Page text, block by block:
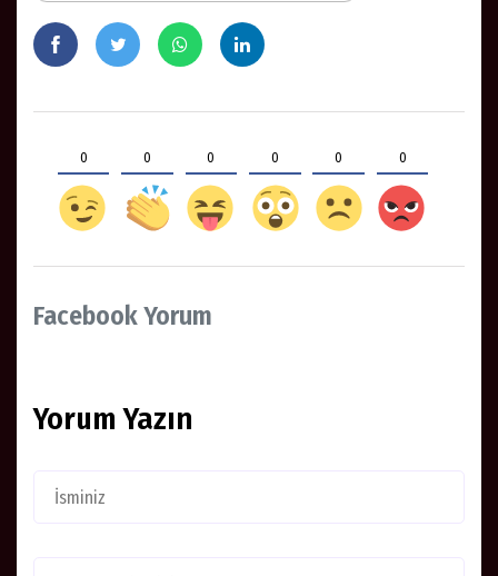
0 0 0 0 0 0
Facebook Yorum
Yorum Yazın